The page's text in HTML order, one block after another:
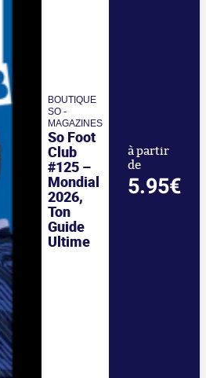
BOUTIQUE
SO -
MAGAZINES
So Foot
Club
#125 –
Mondial
2026,
Ton
Guide
Ultime
à partir
de
5.95€